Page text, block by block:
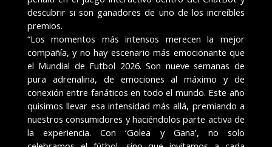
descubrir si son ganadores de uno de los increíbles
premios.
“Los momentos más intensos merecen la mejor
compañía, y no hay escenario más emocionante que
el Mundial de Futbol 2026. Son nueve semanas de
pura adrenalina, de emociones al máximo y de
conexión entre fanáticos en todo el mundo. Este año
quisimos llevar esa intensidad más allá, premiando a
nuestros consumidores y haciéndolos parte activa de
la experiencia. Con ‘Golea y Gana’, no solo